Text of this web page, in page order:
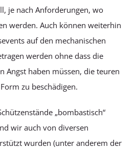
je nach Anforderungen, wo
werden. Auch können weiterhin
auf den mechanischen
werden ohne dass die
Angst haben müssen, die teuren
zu beschädigen.
„bombastisch“
wir auch von diversen
wurden (unter anderem der